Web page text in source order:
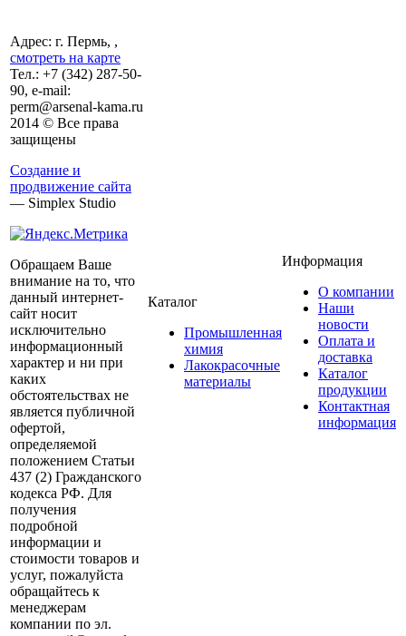
Адрес: г. Пермь, ,
смотреть на карте
Тел.: +7 (342) 287-50-
90, e-mail:
perm@arsenal-kama.ru
2014 © Все права
защищены
Создание и
продвижение сайта
— Simplex Studio
Обращаем Ваше
внимание на то, что
данный интернет-
сайт носит
исключительно
информационный
характер и ни при
каких
обстоятельствах не
является публичной
офертой,
определяемой
положением Статьи
437 (2) Гражданского
кодекса РФ. Для
получения
подробной
информации и
стоимости товаров и
услуг, пожалуйста
обращайтесь к
менеджерам
компании по эл.
Каталог
Промышленная
химия
Лакокрасочные
материалы
Информация
О компании
Наши
новости
Оплата и
доставка
Каталог
продукции
Контактная
информация